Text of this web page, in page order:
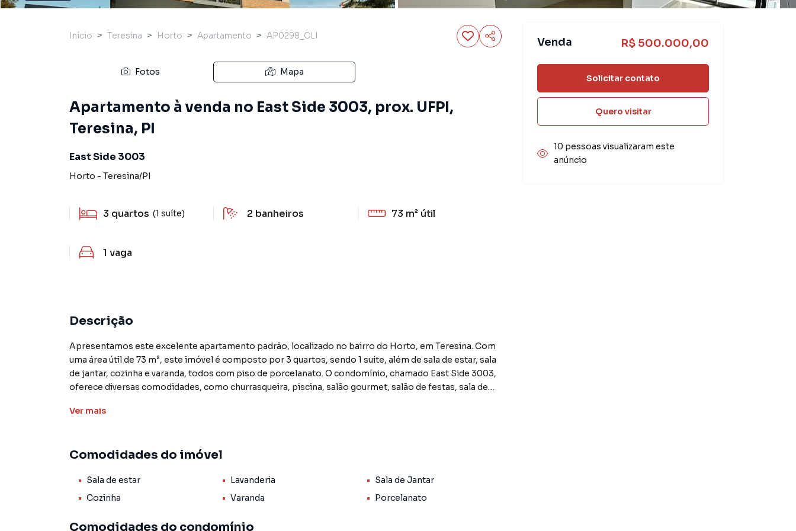
Início Teresina Horto Apartamento AP0298_CLI
Fotos Mapa
Apartamento à venda no East Side 3003, prox. UFPI,
Teresina, PI
East Side 3003
Horto - Teresina/PI
3 quartos (1 suíte) 2 banheiros 73 m² útil
1 vaga
Descrição
Apresentamos este excelente apartamento padrão, localizado no bairro do Horto, em Teresina. Com
uma área útil de 73 m², este imóvel é composto por 3 quartos, sendo 1 suíte, além de sala de estar, sala
de jantar, cozinha e varanda, todos com piso de porcelanato. O condomínio, chamado East Side 3003,
oferece diversas comodidades, como churrasqueira, piscina, salão gourmet, salão de festas, sala de
500.000, uma excelente oportunidade para quem busca um imóvel em uma região valorizada da cidade.
As amplas áreas de lazer e convivência do condomínio, aliadas aos espaços internos do apartamento,
proporcionam uma vida plena e confortável. A varanda é um destaque, oferecendo a possibilidade de
Ver mais
Comodidades do imóvel
Sala de estar Lavanderia
Sala de Jantar
Cozinha
Varanda Porcelanato
Comodidades do condomínio
Venda R$ 500.000,00
Solicitar contato
Quero visitar
10 pessoas visualizaram este
anúncio